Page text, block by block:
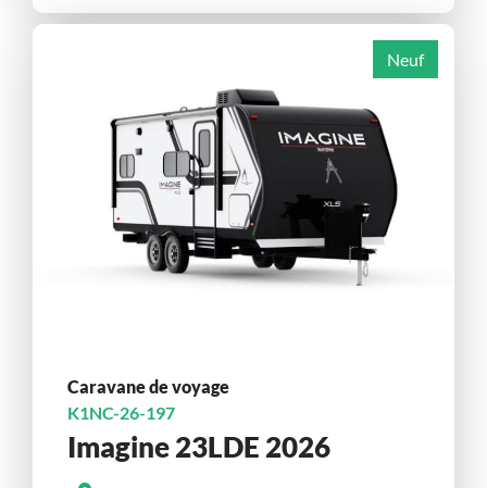
Neuf
Caravane de voyage
K1NC-26-197
Imagine 23LDE 2026